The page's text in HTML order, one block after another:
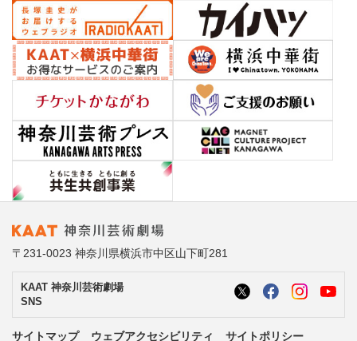
〒231-0023 神奈川県横浜市中区山下町281
KAAT 神奈川芸術劇場
SNS
サイトマップ ウェブアクセシビリティ サイトポリシー